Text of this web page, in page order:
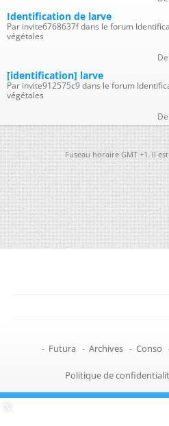
Identification de larve
Par invite6768637f dans le forum
végétales
[identification] larve
Par invite912575c9 dans le forum
végétales
Fuseau horaire GMT +1. Il
- Futura - Archives - Conso
Politique de